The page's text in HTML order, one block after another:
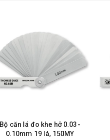
Bộ căn lá đo khe hở 0.03-
0.10mm 19 lá, 150MY